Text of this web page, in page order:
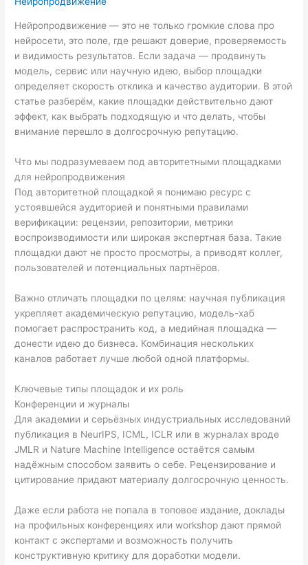
Нейропродвижение — это не только громкие слова про
нейросети, это поле, где решают доверие, проверяемость
и видимость результатов. Если задача — продвинуть
модель, сервис или научную идею, выбор площадки
определяет скорость отклика и качество аудитории. В этой
статье разберём, какие площадки действительно дают
эффект, как выбрать подходящую и что делать, чтобы
внимание перешло в долгосрочную репутацию.
Что мы подразумеваем под авторитетными площадками
для нейропродвижения
Под авторитетной площадкой я понимаю ресурс с
устоявшейся аудиторией и понятными правилами
верификации: рецензии, репозитории, метрики
воспроизводимости или широкая экспертная база. Такие
площадки дают не просто просмотры, а приводят коллег,
пользователей и потенциальных партнёров.
Важно отличать площадки по целям: научная публикация
укрепляет академическую репутацию, модель-хаб
помогает распространить код, а медийная площадка —
донести идею до бизнеса. Комбинация нескольких
каналов работает лучше любой одной платформы.
Ключевые типы площадок и их роль
Конференции и журналы
Для академии и серьёзных индустриальных исследований
публикация в NeurIPS, ICML, ICLR или в журналах вроде
JMLR и Nature Machine Intelligence остаётся самым
надёжным способом заявить о себе. Рецензирование и
цитирование придают материалу долгосрочную ценность.
Даже если работа не попала в топовое издание, доклады
на профильных конференциях или workshop дают прямой
контакт с экспертами и возможность получить
конструктивную критику для доработки модели.